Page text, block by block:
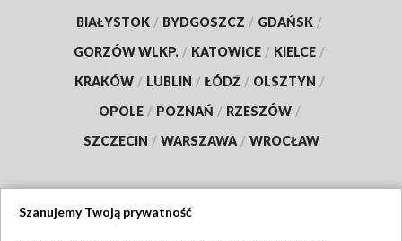
BIAŁYSTOK / BYDGOSZCZ / GDAŃSK /
GORZÓW WLKP. / KATOWICE / KIELCE /
KRAKÓW / LUBLIN / ŁÓDŹ / OLSZTYN /
OPOLE / POZNAŃ / RZESZÓW /
SZCZECIN / WARSZAWA / WROCŁAW
Szanujemy Twoją prywatność